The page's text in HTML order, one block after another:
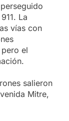
La
vías con
el
salieron
Mitre,